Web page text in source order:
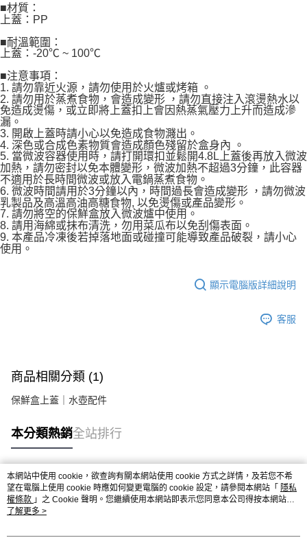
3.完整用戶服務條款，請詳閱以下連結：
■材質：
上蓋：PP
■耐溫範圍：
上蓋：-20℃ ~ 100℃
■注意事項：
1. 請勿靠近火源，請勿使用於火爐或烤箱 。
2. 請勿用於蒸煮食物，會造成變形 ，請勿直接注入滾燙熱水以
免造成燙傷，或立即將上蓋扣上會因熱蒸氣壓力上升而造成滲
漏。
3. 開啟上蓋時請小心以免造成食物濺出。
4. 深色或合成色素物質會造成顏色殘留於盒身內 。
5. 當微波容器使用時，請打開環扣並鬆開4.8L上蓋後再放入微波
加熱，請勿密封以免本體變形，微波加熱不超過3分鐘，此容器
不適用於長時間微波或放入電鍋蒸煮食物。
6. 微波時間請用於3分鐘以內，時間過長會造成變形 ，請勿微波
乳製品及高溫高油高糖食物, 以免燙傷或產品變形。
7. 請勿將空的保鮮盒放入微波爐中使用。
8. 請用海綿或抹布清洗，勿用菜瓜布以免刮傷表面。
9. 本產品冷凍後若掉落地面或碰撞可能導致產品破裂，請小心
使用。
顯示電腦版詳細說明
客服
商品相關分類 (1)
保鮮盒上蓋｜水壺配件
本分類熱銷全站排行
熱門標籤
本網站中使用 cookie，欲查詢有關本網站使用 cookie 方式之詳情，及若您不希
望在電腦上使用 cookie 時應如何變更電腦的 cookie 設定，請參閱本網站「 隱私
權條款 」之 Cookie 聲明。您繼續使用本網站即表示您同意本公司得按本網站使
用條款之 Cookie 聲明使用 cookie。
了解更多 >